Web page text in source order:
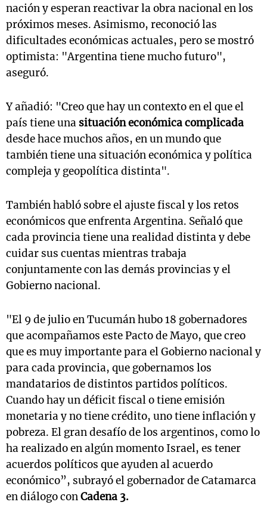
nación y esperan reactivar la obra nacional en los
próximos meses. Asimismo, reconoció las
dificultades económicas actuales, pero se mostró
optimista: "Argentina tiene mucho futuro",
aseguró.
Y añadió: "Creo que hay un contexto en el que el
país tiene una situación económica complicada
desde hace muchos años, en un mundo que
también tiene una situación económica y política
compleja y geopolítica distinta".
También habló sobre el ajuste fiscal y los retos
económicos que enfrenta Argentina. Señaló que
cada provincia tiene una realidad distinta y debe
cuidar sus cuentas mientras trabaja
conjuntamente con las demás provincias y el
Gobierno nacional.
"El 9 de julio en Tucumán hubo 18 gobernadores
que acompañamos este Pacto de Mayo, que creo
que es muy importante para el Gobierno nacional y
para cada provincia, que gobernamos los
mandatarios de distintos partidos políticos.
Cuando hay un déficit fiscal o tiene emisión
monetaria y no tiene crédito, uno tiene inflación y
pobreza. El gran desafío de los argentinos, como lo
ha realizado en algún momento Israel, es tener
acuerdos políticos que ayuden al acuerdo
económico”, subrayó el gobernador de Catamarca
en diálogo conCadena 3.